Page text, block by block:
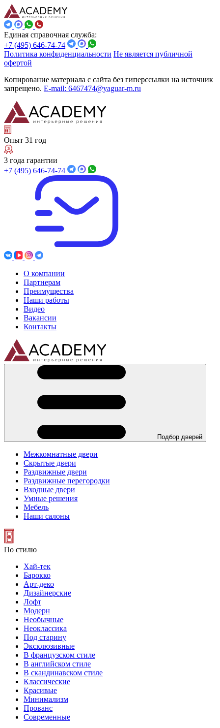
Единая справочная служба:
+7 (495) 646-74-74
Политика конфиденциальности Не является публичной
офертой
Копирование материала с сайта без гиперссылки на источник
запрещено. E-mail: 6467474@yaguar-m.ru
Опыт 31 год
3 года гарантии
+7 (495) 646-74-74
О компании
Партнерам
Преимущества
Наши работы
Видео
Вакансии
Контакты
Подбор дверей
Межкомнатные двери
Скрытые двери
Раздвижные двери
Раздвижные перегородки
Входные двери
Умные решения
Мебель
Наши салоны
По стилю
Хай-тек
Барокко
Арт-деко
Дизайнерские
Лофт
Модерн
Необычные
Неоклассика
Под старину
Эксклюзивные
В французском стиле
В английском стиле
В скандинавском стиле
Классические
Красивые
Минимализм
Прованс
Современные